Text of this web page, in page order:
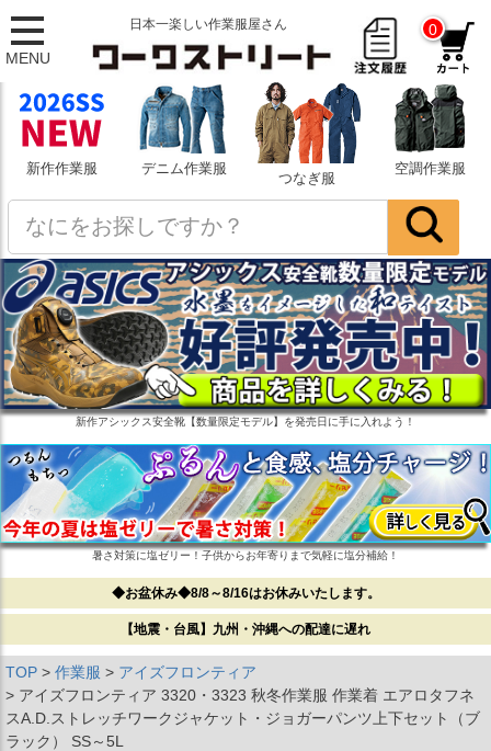
MENU
日本一楽しい作業服屋さん 0
新作作業服 デニム作業服
つなぎ服
空調作業服
新作アシックス安全靴【数量限定モデル】を発売日に手に入れよう！
暑さ対策に塩ゼリー！子供からお年寄りまで気軽に塩分補給！
◆お盆休み◆8/8～8/16はお休みいたします。
【地震・台風】九州・沖縄への配達に遅れ
TOP 作業服
アイズフロンティア
アイズフロンティア 3320・3323 秋冬作業服 作業着 エアロタフネ
スA.D.ストレッチワークジャケット・ジョガーパンツ上下セット（ブ
ラック） SS～5L